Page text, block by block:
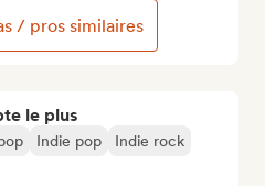
le plus
Indie pop
Indie rock
/ pros similaires